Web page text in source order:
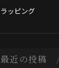
ラッピング
最近の投稿